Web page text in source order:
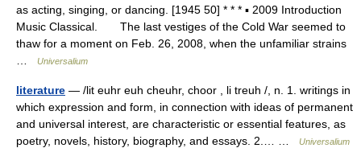
as acting, singing, or dancing. [1945 50] * * * ▪ 2009 Introduction
Music Classical. The last vestiges of the Cold War seemed to
thaw for a moment on Feb. 26, 2008, when the unfamiliar strains
Universalium
literature — /lit euhr euh cheuhr, choor , li treuh /, n. 1. writings in
which expression and form, in connection with ideas of permanent
and universal interest, are characteristic or essential features, as
poetry, novels, history, biography, and essays. 2.… …
Universalium